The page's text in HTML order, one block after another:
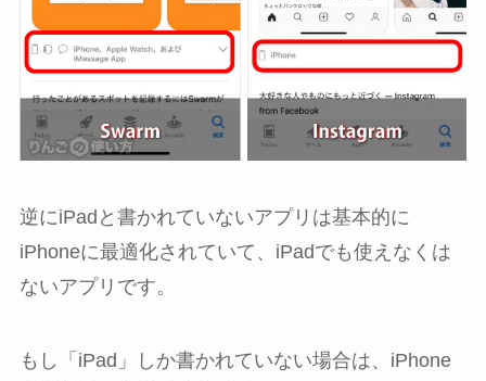
逆にiPadと書かれていないアプリは基本的に
iPhoneに最適化されていて、iPadでも使えなくは
ないアプリです。
もし「iPad」しか書かれていない場合は、iPhone